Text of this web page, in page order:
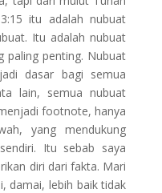
itu adalah nubuat
Itu adalah nubuat
paling penting. Nubuat
dasar bagi semua
lain, semua nubuat
footnote, hanya
yang mendukung
Itu sebab saya
diri dari fakta. Mari
damai, lebih baik tidak